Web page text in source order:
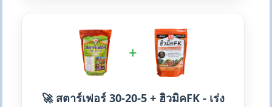
+
🚀 สตาร์เฟอร์ 30-20-5 + ฮิวมิคFK - เร่ง